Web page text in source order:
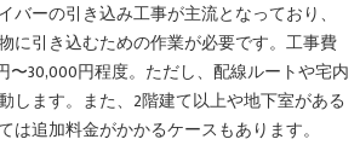
バーの引き込み工事が主流となっており、
に引き込むための作業が必要です。工事費
〜30,000円程度。ただし、配線ルートや宅内
します。また、2階建て以上や地下室がある
は追加料金がかかるケースもあります。